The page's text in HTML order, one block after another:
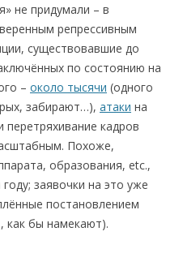
не придумали – в
репрессивным
существовавшие до
по состоянию на
– около тысячи (одного
забирают…), атаки на
перетряхивание кадров
Похоже,
образования, etc.,
заявочки на это уже
постановлением
как бы намекают).